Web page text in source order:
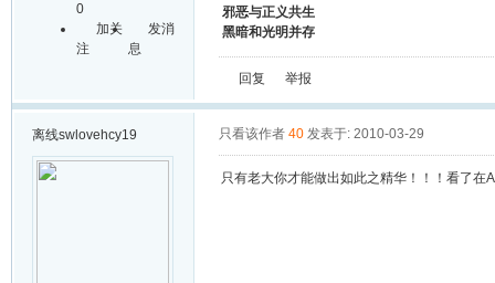
0
加关
注
发消
息
邪恶与正义共生
黑暗和光明并存
回复 举报
离线swlovehcy19 只看该作者 40 发表于: 2010-03-29
只有老大你才能做出如此之精华！！！看了